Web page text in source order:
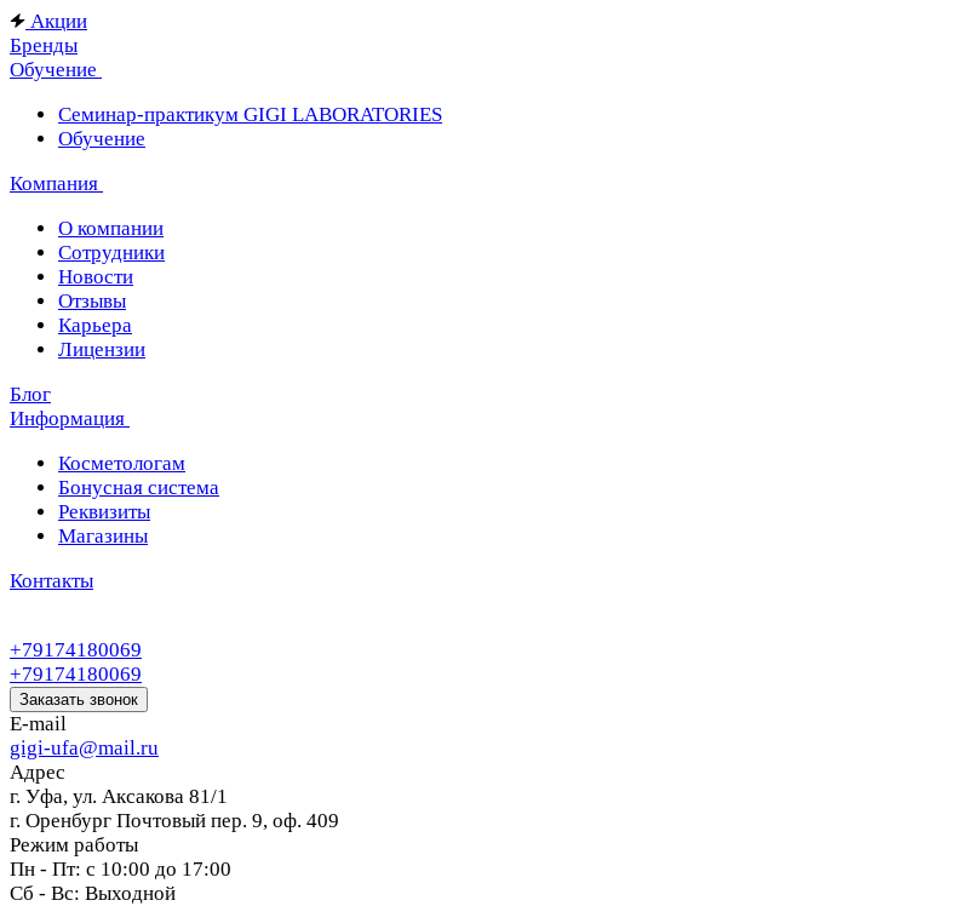
Акции
Бренды
Обучение
Cеминар-практикум GIGI LABORATORIES
Обучение
Компания
О компании
Сотрудники
Новости
Отзывы
Карьера
Лицензии
Блог
Информация
Косметологам
Бонусная система
Реквизиты
Магазины
Контакты
+79174180069
+79174180069
Заказать звонок
E-mail
gigi-ufa@mail.ru
Адрес
г. Уфа, ул. Аксакова 81/1
г. Оренбург Почтовый пер. 9, оф. 409
Режим работы
Пн - Пт: с 10:00 до 17:00
Сб - Вс: Выходной